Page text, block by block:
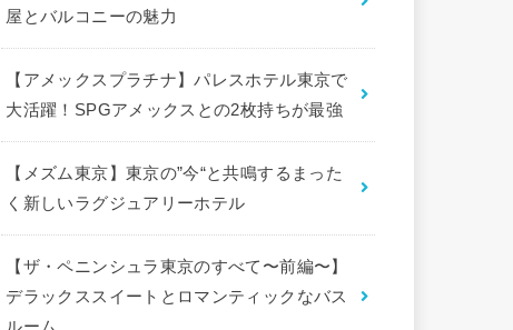
屋とバルコニーの魅力
【アメックスプラチナ】パレスホテル東京で
大活躍！SPGアメックスとの2枚持ちが最強
【メズム東京】東京の”今“と共鳴するまった
く新しいラグジュアリーホテル
【ザ・ペニンシュラ東京のすべて〜前編〜】
デラックススイートとロマンティックなバス
ルーム